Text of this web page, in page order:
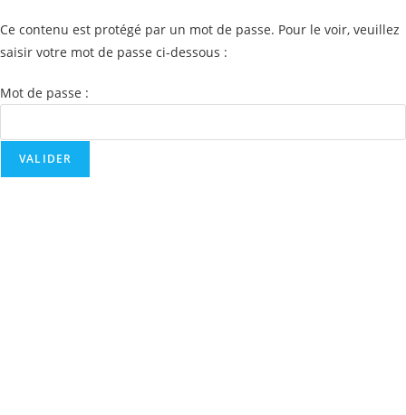
Ce contenu est protégé par un mot de passe. Pour le voir, veuillez
saisir votre mot de passe ci-dessous :
Mot de passe :